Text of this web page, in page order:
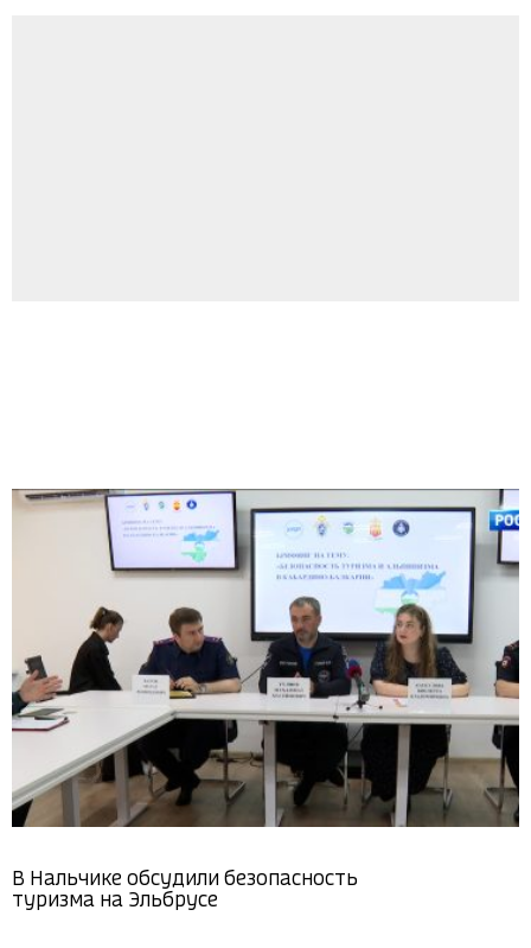
В Нальчике обсудили безопасность
туризма на Эльбрусе